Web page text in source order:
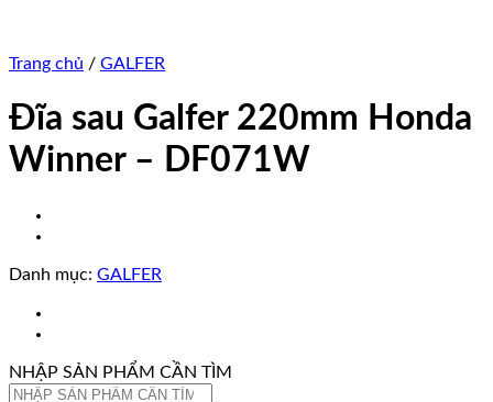
Trang chủ / GALFER
Đĩa sau Galfer 220mm Honda
Winner – DF071W
Danh mục: GALFER
NHẬP SẢN PHẨM CẦN TÌM
Tìm